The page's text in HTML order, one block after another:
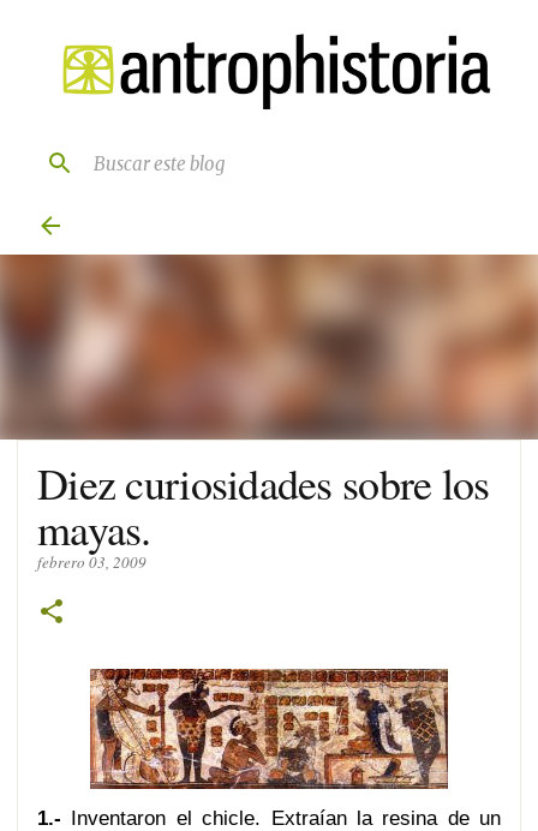
Ir al contenido principal
Diez curiosidades sobre los
mayas.
febrero 03, 2009
1.- Inventaron el chicle. Extraían la resina de un